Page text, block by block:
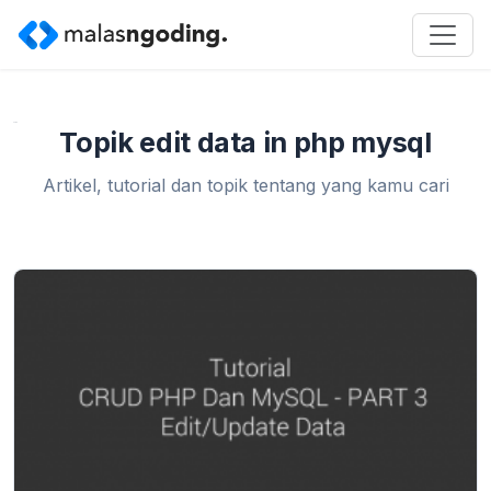
Topik edit data in php mysql
Artikel, tutorial dan topik tentang yang kamu cari